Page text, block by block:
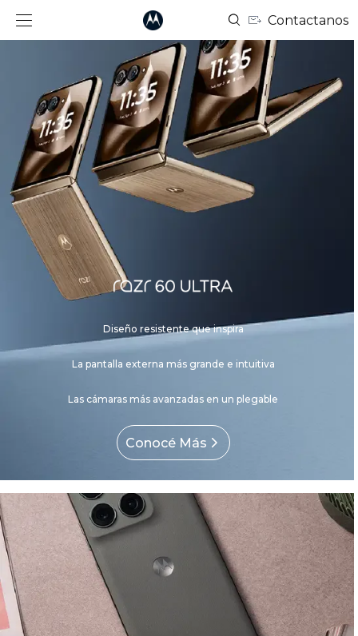
Contactanos
Diseño resistente que inspira
La pantalla externa más grande e intuitiva
Las cámaras más avanzadas en un plegable
Conocé Más